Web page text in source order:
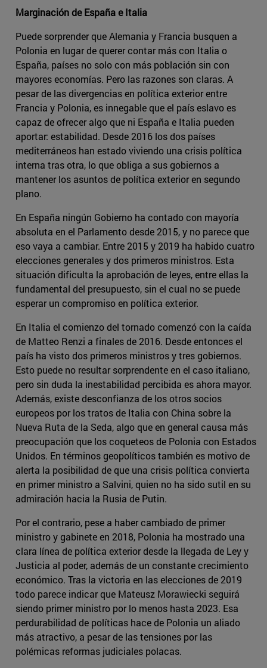
Marginación de España e Italia
Puede sorprender que Alemania y Francia busquen a
Polonia en lugar de querer contar más con Italia o
España, países no solo con más población sin con
mayores economías. Pero las razones son claras. A
pesar de las divergencias en política exterior entre
Francia y Polonia, es innegable que el país eslavo es
capaz de ofrecer algo que ni España e Italia pueden
aportar: estabilidad. Desde 2016 los dos países
mediterráneos han estado viviendo una crisis política
interna tras otra, lo que obliga a sus gobiernos a
mantener los asuntos de política exterior en segundo
plano.
En España ningún Gobierno ha contado con mayoría
absoluta en el Parlamento desde 2015, y no parece que
eso vaya a cambiar. Entre 2015 y 2019 ha habido cuatro
elecciones generales y dos primeros ministros. Esta
situación dificulta la aprobación de leyes, entre ellas la
fundamental del presupuesto, sin el cual no se puede
esperar un compromiso en política exterior.
En Italia el comienzo del tornado comenzó con la caída
de Matteo Renzi a finales de 2016. Desde entonces el
país ha visto dos primeros ministros y tres gobiernos.
Esto puede no resultar sorprendente en el caso italiano,
pero sin duda la inestabilidad percibida es ahora mayor.
Además, existe desconfianza de los otros socios
europeos por los tratos de Italia con China sobre la
Nueva Ruta de la Seda, algo que en general causa más
preocupación que los coqueteos de Polonia con Estados
Unidos. En términos geopolíticos también es motivo de
alerta la posibilidad de que una crisis política convierta
en primer ministro a Salvini, quien no ha sido sutil en su
admiración hacia la Rusia de Putin.
Por el contrario, pese a haber cambiado de primer
ministro y gabinete en 2018, Polonia ha mostrado una
clara línea de política exterior desde la llegada de Ley y
Justicia al poder, además de un constante crecimiento
económico. Tras la victoria en las elecciones de 2019
todo parece indicar que Mateusz Morawiecki seguirá
siendo primer ministro por lo menos hasta 2023. Esa
perdurabilidad de políticas hace de Polonia un aliado
más atractivo, a pesar de las tensiones por las
polémicas reformas judiciales polacas.